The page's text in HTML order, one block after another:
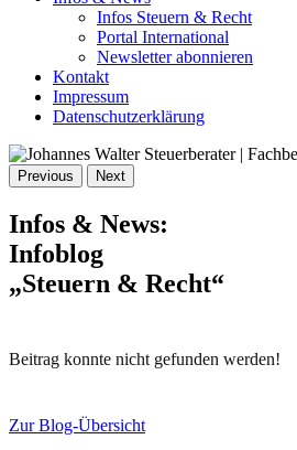
Infos Steuern & Recht
Portal International
Newsletter abonnieren
Kontakt
Impressum
Datenschutzerklärung
Previous Next
Infos & News:
Infoblog
„Steuern & Recht“
Beitrag konnte nicht gefunden werden!
Zur Blog-Übersicht